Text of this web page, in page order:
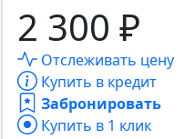
2 300 ₽
Отслеживать цену
Купить в кредит
Забронировать
Купить в 1 клик